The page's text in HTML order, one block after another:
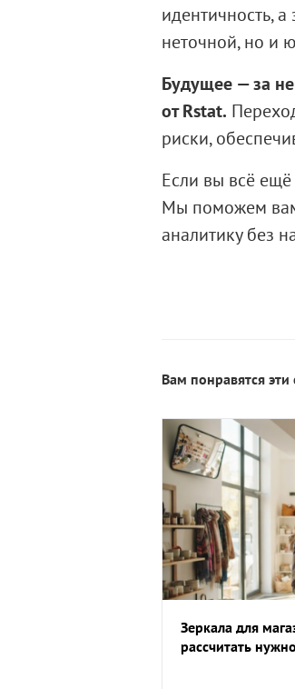
идентичность,
неточной, но и
Будущее — за
отRstat.
риски,
Если вы всё ещё
Мы поможем вам
аналитику без
Вам понравятся эти
Зеркала для
рассчитать